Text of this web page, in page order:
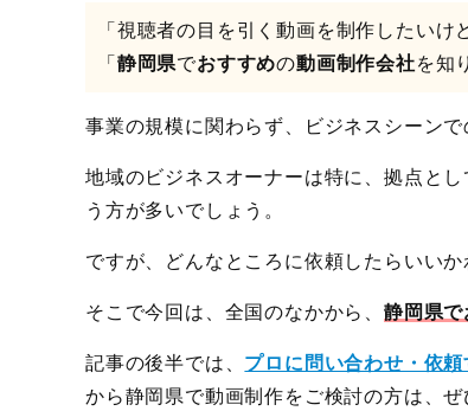
「視聴者の目を引く動画を制作したいけ
「 静岡県でおすすめの動画制作会社を知
事業の規模に関わらず、ビジネスシーン
地域のビジネスオーナーは特に、拠点と
う方が多いでしょう。
ですが、どんなところに依頼したらいい
そこで今回は、全国のなかから、 静岡県
記事の後半では、 プロに問い合わせ・依
から静岡県で動画制作をご検討の方は、